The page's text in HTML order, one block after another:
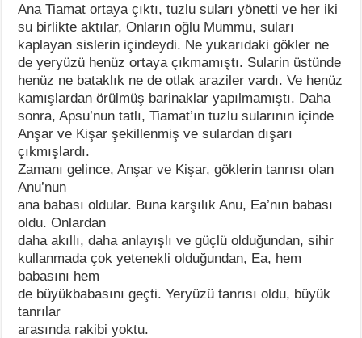
Ana Tiamat ortaya çıktı, tuzlu suları yönetti ve her iki
su birlikte aktılar, Onların oğlu Mummu, suları
kaplayan sislerin içindeydi. Ne yukarıdaki gökler ne
de yeryüzü henüz ortaya çıkmamıştı. Sularin üstünde
henüz ne bataklık ne de otlak araziler vardı. Ve henüz
kamışlardan örülmüş barinaklar yapılmamıştı. Daha
sonra, Apsu’nun tatlı, Tiamat’ın tuzlu sularının içinde
Anşar ve Kişar şekillenmiş ve sulardan dışarı
çıkmışlardı.
Zamanı gelince, Anşar ve Kişar, göklerin tanrısı olan
Anu’nun
ana babası oldular. Buna karşılık Anu, Ea’nın babası
oldu. Onlardan
daha akıllı, daha anlayışlı ve güçlü olduğundan, sihir
kullanmada çok yetenekli olduğundan, Ea, hem
babasını hem
de büyükbabasını geçti. Yeryüzü tanrısı oldu, büyük
tanrılar
arasında rakibi yoktu.